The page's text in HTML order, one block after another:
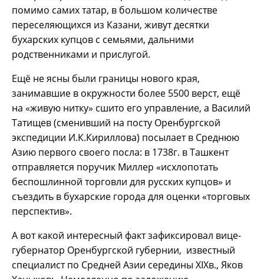
помимо самих татар, в большом количестве
переселяющихся из Казани, живут десятки
бухарских купцов с семьями, дальними
родственниками и прислугой.
Ещё не ясны были границы нового края,
занимавшие в окружности более 5500 верст, ещё
на «живую нитку» сшито его управление, а Василий
Татищев (сменивший на посту Оренбургской
экспедиции И.К.Кириллова) посылает в Среднюю
Азию первого своего посла: в 1738г. в Ташкент
отправляется поручик Миллер «исхлопотать
беспошлинной торговли для русских купцов» и
съездить в бухарские города для оценки «торговых
перспектив».
А вот какой интересный факт зафиксировал вице-
губернатор Оренбургской губернии, известный
специалист по Средней Азии середины XIXв., Яков